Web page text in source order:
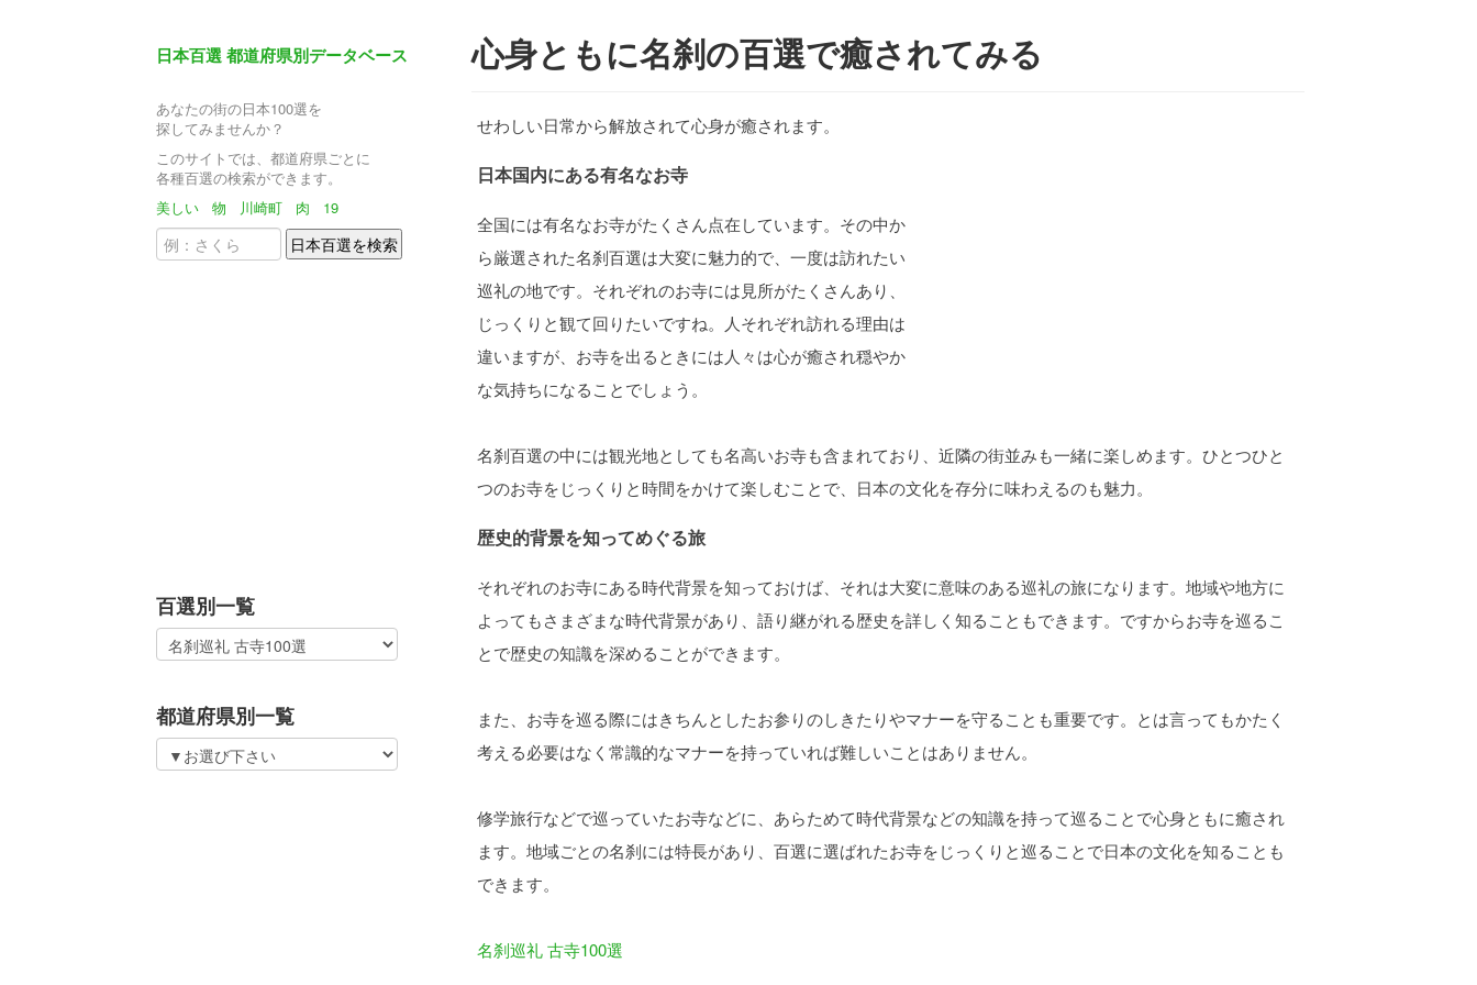
日本百選 都道府県別データベース
あなたの街の日本100選を
探してみませんか？
このサイトでは、都道府県ごとに
各種百選の検索ができます。
美しい
物 川崎町 肉 19
百選別一覧
都道府県別一覧
心身ともに名刹の百選で癒されてみる
せわしい日常から解放されて心身が癒されます。
日本国内にある有名なお寺
全国には有名なお寺がたくさん点在しています。その中か
ら厳選された名刹百選は大変に魅力的で、一度は訪れたい
巡礼の地です。それぞれのお寺には見所がたくさんあり、
じっくりと観て回りたいですね。人それぞれ訪れる理由は
違いますが、お寺を出るときには人々は心が癒され穏やか
な気持ちになることでしょう。
名刹百選の中には観光地としても名高いお寺も含まれており、近隣の街並みも一緒に楽しめます。ひとつひと
つのお寺をじっくりと時間をかけて楽しむことで、日本の文化を存分に味わえるのも魅力。
歴史的背景を知ってめぐる旅
それぞれのお寺にある時代背景を知っておけば、それは大変に意味のある巡礼の旅になります。地域や地方に
よってもさまざまな時代背景があり、語り継がれる歴史を詳しく知ることもできます。ですからお寺を巡るこ
とで歴史の知識を深めることができます。
また、お寺を巡る際にはきちんとしたお参りのしきたりやマナーを守ることも重要です。とは言ってもかたく
考える必要はなく常識的なマナーを持っていれば難しいことはありません。
修学旅行などで巡っていたお寺などに、あらためて時代背景などの知識を持って巡ることで心身ともに癒され
ます。地域ごとの名刹には特長があり、百選に選ばれたお寺をじっくりと巡ることで日本の文化を知ることも
できます。
名刹巡礼 古寺100選